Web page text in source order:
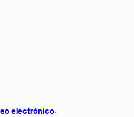
electrónico.